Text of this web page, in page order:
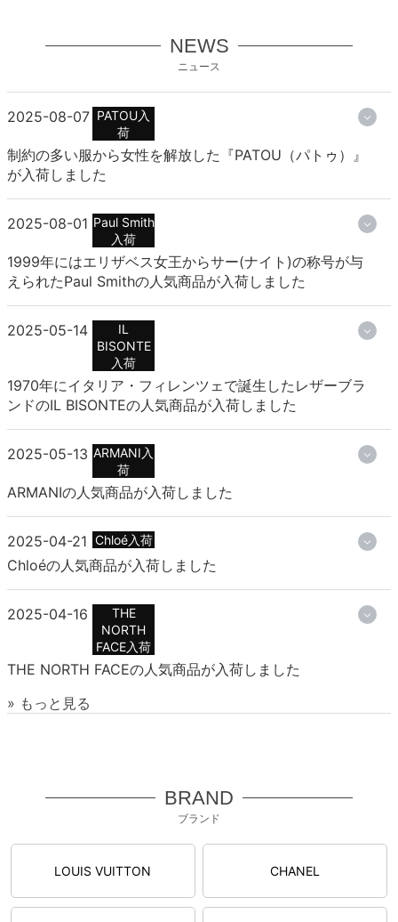
NEWS
ニュース
2025-08-07 PATOU入
荷
制約の多い服から女性を解放した『PATOU（パトゥ）』
が入荷しました
2025-08-01 Paul Smith
入荷
1999年にはエリザベス女王からサー(ナイト)の称号が与
えられたPaul Smithの人気商品が入荷しました
2025-05-14
IL
BISONTE
入荷
1970年にイタリア・フィレンツェで誕生したレザーブラ
ンドのIL BISONTEの人気商品が入荷しました
2025-05-13 ARMANI入
荷
ARMANIの人気商品が入荷しました
2025-04-21 Chloé入荷
Chloéの人気商品が入荷しました
2025-04-16
THE
NORTH
FACE入荷
THE NORTH FACEの人気商品が入荷しました
» もっと見る
BRAND
ブランド
LOUIS VUITTON CHANEL